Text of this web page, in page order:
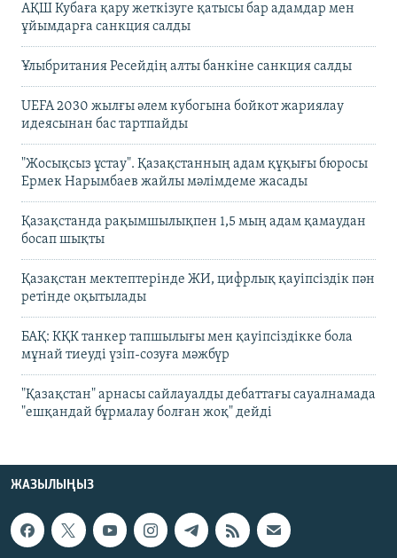
АҚШ Кубаға қару жеткізуге қатысы бар адамдар мен
ұйымдарға санкция салды
Ұлыбритания Ресейдің алты банкіне санкция салды
UEFA 2030 жылғы әлем кубогына бойкот жариялау
идеясынан бас тартпайды
"Жосықсыз ұстау". Қазақстанның адам құқығы бюросы
Ермек Нарымбаев жайлы мәлімдеме жасады
Қазақстанда рақымшылықпен 1,5 мың адам қамаудан
босап шықты
Қазақстан мектептерінде ЖИ, цифрлық қауіпсіздік пән
ретінде оқытылады
БАҚ: КҚК танкер тапшылығы мен қауіпсіздікке бола
мұнай тиеуді үзіп-созуға мәжбүр
"Қазақстан" арнасы сайлауалды дебаттағы сауалнамада
"ешқандай бұрмалау болған жоқ" дейді
ЖАЗЫЛЫҢЫЗ